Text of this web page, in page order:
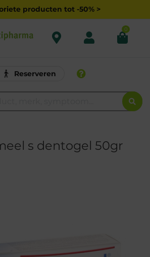
producten tot -50% >
0
Reserveren
s dentogel 50gr